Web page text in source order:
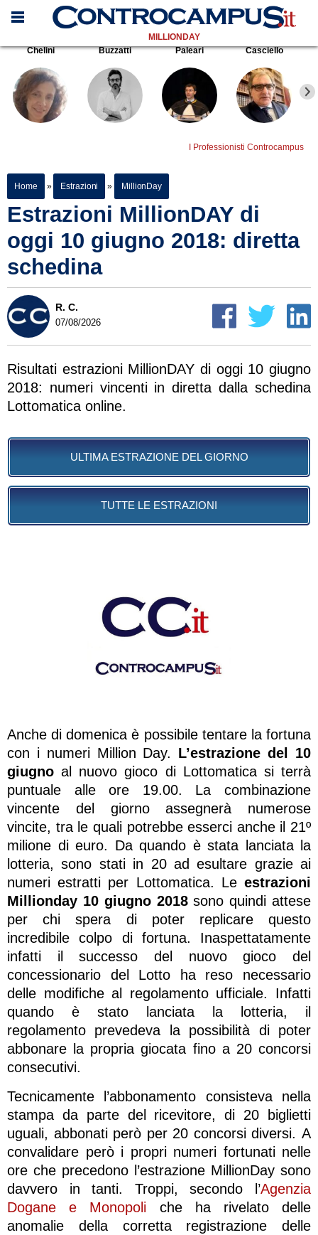
MILLIONDAY
Chelini
Buzzatti Paleari Casciello
I Professionisti Controcampus
Home » Estrazioni » MillionDay
Estrazioni MillionDAY di
oggi 10 giugno 2018: diretta
schedina
R. C.
07/08/2026
Risultati estrazioni MillionDAY di oggi 10 giugno
2018: numeri vincenti in diretta dalla schedina
Lottomatica online.
ULTIMA ESTRAZIONE DEL GIORNO
TUTTE LE ESTRAZIONI
Anche di domenica è possibile tentare la fortuna
con i numeri Million Day. L’estrazione del 10
giugno al nuovo gioco di Lottomatica si terrà
puntuale alle ore 19.00. La combinazione
vincente del giorno assegnerà numerose
vincite, tra le quali potrebbe esserci anche il 21º
milione di euro. Da quando è stata lanciata la
lotteria, sono stati in 20 ad esultare grazie ai
numeri estratti per Lottomatica. Le estrazioni
Millionday 10 giugno 2018sono quindi attese
per chi spera di poter replicare questo
incredibile colpo di fortuna. Inaspettatamente
infatti il successo del nuovo gioco del
concessionario del Lotto ha reso necessario
delle modifiche al regolamento ufficiale. Infatti
quando è stato lanciata la lotteria, il
regolamento prevedeva la possibilità di poter
abbonare la propria giocata fino a 20 concorsi
consecutivi.
Tecnicamente l’abbonamento consisteva nella
stampa da parte del ricevitore, di 20 biglietti
uguali, abbonati però per 20 concorsi diversi. A
convalidare però i propri numeri fortunati nelle
ore che precedono l’estrazione MillionDay sono
davvero in tanti. Troppi, secondo l’Agenzia
Dogane e Monopoli che ha rivelato delle
anomalie della corretta registrazione delle